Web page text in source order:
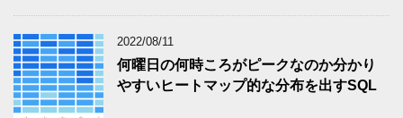
2022/08/11
何曜日の何時ころがピークなのか分かり
やすいヒートマップ的な分布を出すSQL